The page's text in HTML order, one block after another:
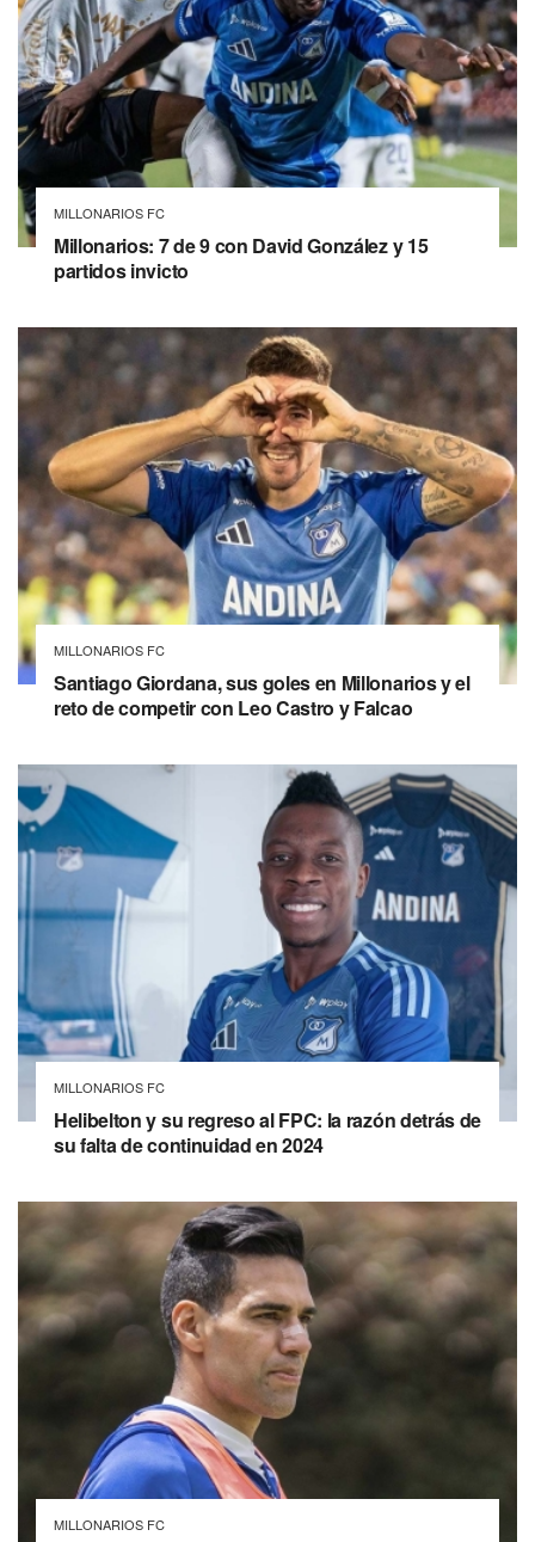
MILLONARIOS FC
Millonarios: 7 de 9 con David González y 15
partidos invicto
MILLONARIOS FC
Santiago Giordana, sus goles en Millonarios y el
reto de competir con Leo Castro y Falcao
MILLONARIOS FC
Helibelton y su regreso al FPC: la razón detrás de
su falta de continuidad en 2024
MILLONARIOS FC